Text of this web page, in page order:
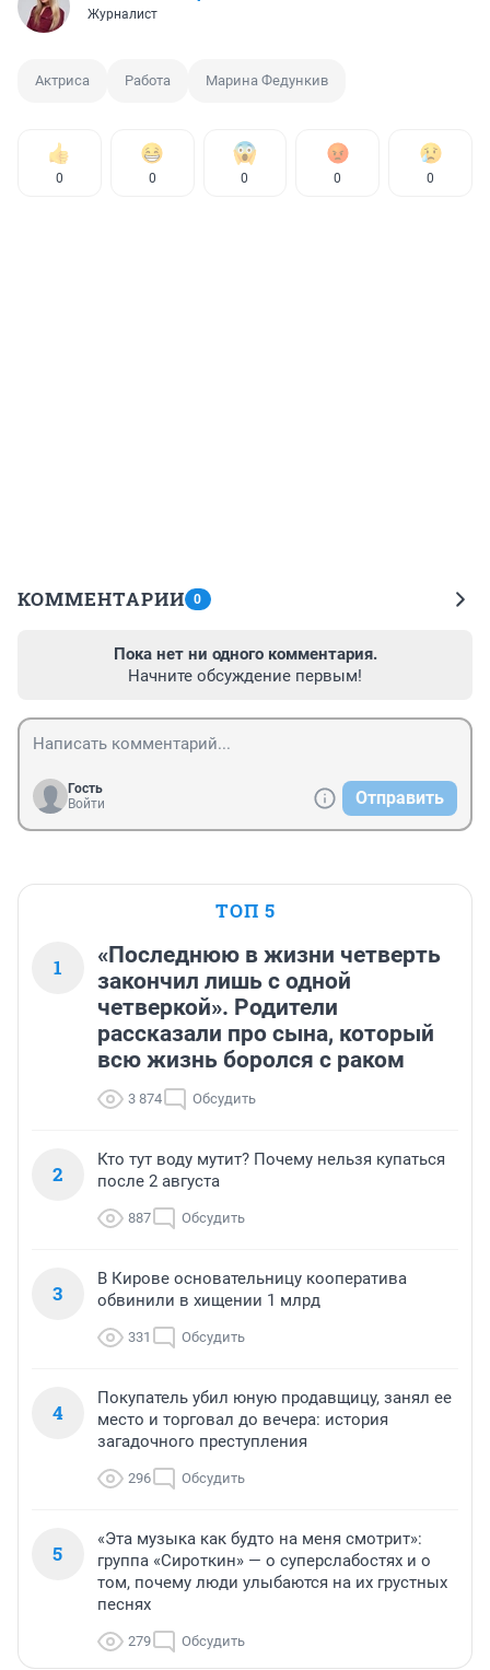
Журналист
Актриса Работа Марина Федункив
0 0 0 0 0
КОММЕНТАРИИ 0
Пока нет ни одного комментария.
Начните обсуждение первым!
Гость
Войти
Отправить
ТОП 5
1
«Последнюю в жизни четверть
закончил лишь с одной
четверкой». Родители
рассказали про сына, который
всю жизнь боролся с раком
3 874 Обсудить
2
Кто тут воду мутит? Почему нельзя купаться
после 2 августа
887 Обсудить
3
В Кирове основательницу кооператива
обвинили в хищении 1 млрд
331 Обсудить
4
Покупатель убил юную продавщицу, занял ее
место и торговал до вечера: история
загадочного преступления
296 Обсудить
5
«Эта музыка как будто на меня смотрит»:
группа «Сироткин» — о суперслабостях и о
том, почему люди улыбаются на их грустных
песнях
279 Обсудить